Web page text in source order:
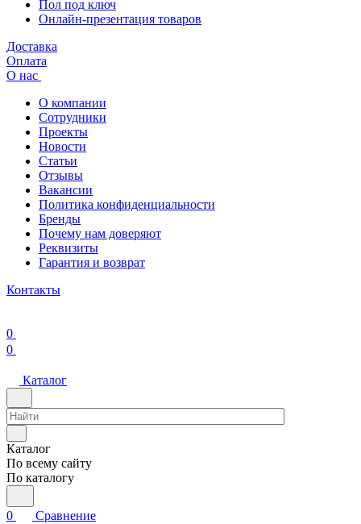
Пол под ключ
Онлайн-презентация товаров
Доставка
Оплата
О нас
О компании
Сотрудники
Проекты
Новости
Статьи
Отзывы
Вакансии
Политика конфиденциальности
Бренды
Почему нам доверяют
Реквизиты
Гарантия и возврат
Контакты
0
0
Каталог
Каталог
По всему сайту
По каталогу
0
Сравнение